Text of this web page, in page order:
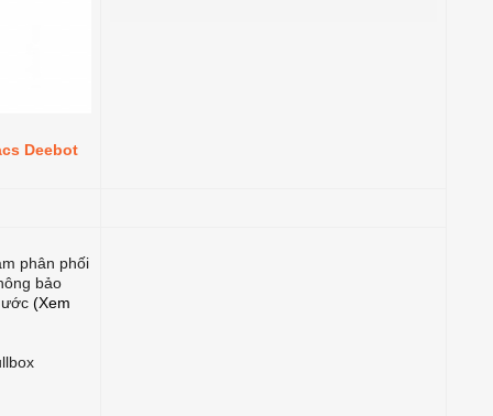
Deebot
phân phối
bảo
(Xem